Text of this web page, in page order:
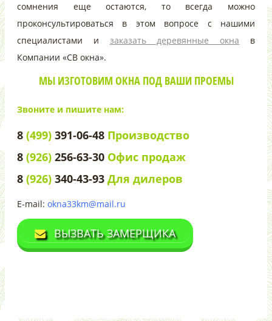
сомнения еще остаются, то всегда можно
проконсультироваться в этом вопросе с нашими
специалистами и заказать деревянные окна в
Компании «СВ окна».
МЫ ИЗГОТОВИМ ОКНА ПОД ВАШИ ПРОЕМЫ
Звоните и пишите нам:
8 (499) 391-06-48 Производство
8 (926) 256-63-30 Офис продаж
8 (926) 340-43-93 Для дилеров
E-mail: okna33km@mail.ru
ВЫЗВАТЬ ЗАМЕРЩИКА